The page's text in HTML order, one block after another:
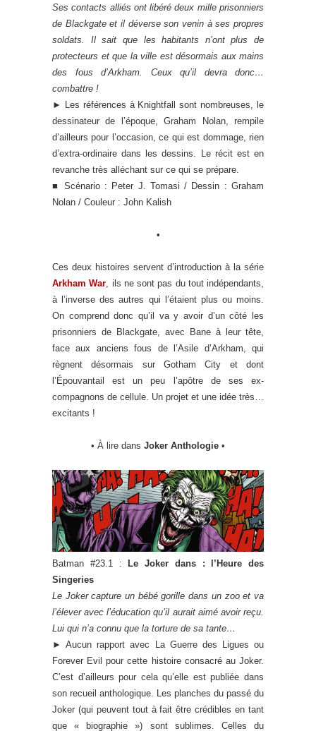
Ses contacts alliés ont libéré deux mille prisonniers
de Blackgate et il déverse son venin à ses propres
soldats. Il sait que les habitants n’ont plus de
protecteurs et que la ville est désormais aux mains
des fous d’Arkham. Ceux qu’il devra donc…
combattre !
►
Les références à Knightfall sont nombreuses, le
dessinateur de l’époque, Graham Nolan, rempile
d’ailleurs pour l’occasion, ce qui est dommage, rien
d’extra-ordinaire dans les dessins. Le récit est en
revanche très alléchant sur ce qui se prépare.
■ Scénario : Peter J. Tomasi / Dessin : Graham
Nolan / Couleur : John Kalish
•
Ces deux histoires servent d’introduction à la série
Arkham War , ils ne sont pas du tout indépendants,
à l’inverse des autres qui l’étaient plus ou moins.
On comprend donc qu’il va y avoir d’un côté les
prisonniers de Blackgate, avec Bane à leur tête,
face aux anciens fous de l’Asile d’Arkham, qui
règnent désormais sur Gotham City et dont
l’Épouvantail est un peu l’apôtre de ses ex-
compagnons de cellule. Un projet et une idée très…
excitants !
• À lire dans Joker Anthologie •
Batman #23.1 :Le Joker dans : l’Heure des
Singeries
Le Joker capture un bébé gorille dans un zoo et va
l’élever avec l’éducation qu’il aurait aimé avoir reçu.
Lui qui n’a connu que la torture de sa tante…
► Aucun rapport avec La Guerre des Ligues ou
Forever Evil pour cette histoire consacré au Joker.
C’est d’ailleurs pour cela qu’elle est publiée dans
son recueil anthologique. Les planches du passé du
Joker (qui peuvent tout à fait être crédibles en tant
que « biographie ») sont sublimes. Celles du